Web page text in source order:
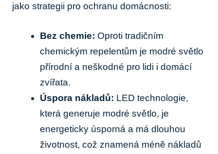
jako strategii pro ochranu domácnosti:
Bez chemie: Oproti tradičním
chemickým repelentům je modré světlo
přírodní a neškodné pro lidi i domácí
zvířata.
Úspora nákladů: LED technologie,
která generuje modré světlo, je
energeticky úsporná a má dlouhou
životnost, což znamená méně nákladů